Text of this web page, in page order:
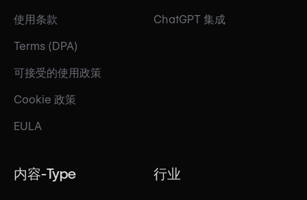
使用条款
Terms (DPA)
可接受的使用政策
Cookie 政策
EULA
ChatGPT 集成
内容-Type 行业